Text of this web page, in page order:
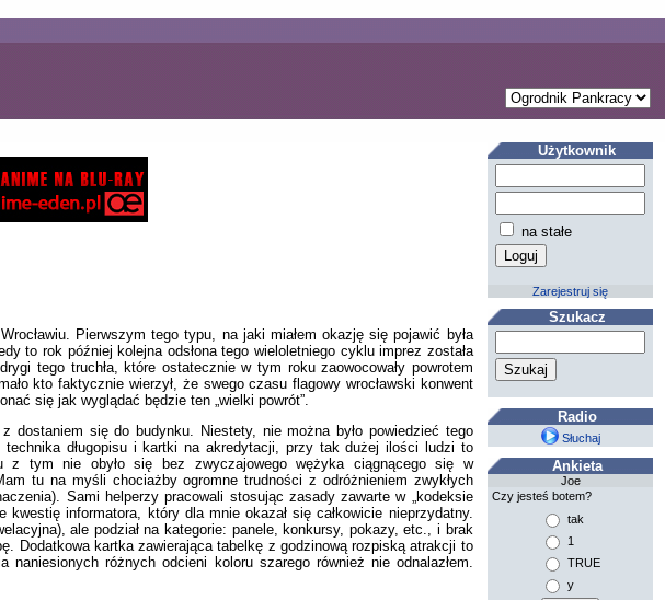
Pierwszym tego typu, na jaki miałem okazję się pojawić była
to rok później kolejna odsłona tego wieloletniego cyklu imprez została
tego truchła, które ostatecznie w tym roku zaowocowały powrotem
kto faktycznie wierzył, że swego czasu flagowy wrocławski konwent
się jak wyglądać będzie ten „wielki powrót”.
dostaniem się do budynku. Niestety, nie można było powiedzieć tego
długopisu i kartki na akredytacji, przy tak dużej ilości ludzi to
z tym nie obyło się bez zwyczajowego wężyka ciągnącego się w
tu na myśli chociażby ogromne trudności z odróżnieniem zwykłych
Sami helperzy pracowali stosując zasady zawarte w „kodeksie
informatora, który dla mnie okazał się całkowicie nieprzydatny.
ale podział na kategorie: panele, konkursy, pokazy, etc., i brak
Dodatkowa kartka zawierająca tabelkę z godzinową rozpiską atrakcji to
różnych odcieni koloru szarego również nie odnalazłem.
Użytkownik
na stałe
Zarejestruj się
Szukacz
Radio
Słuchaj
Ankieta
Joe
Czy jesteś botem?
tak
1
TRUE
y